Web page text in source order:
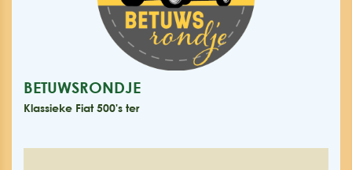
BETUWSRONDJE
Klassieke Fiat 500's ter